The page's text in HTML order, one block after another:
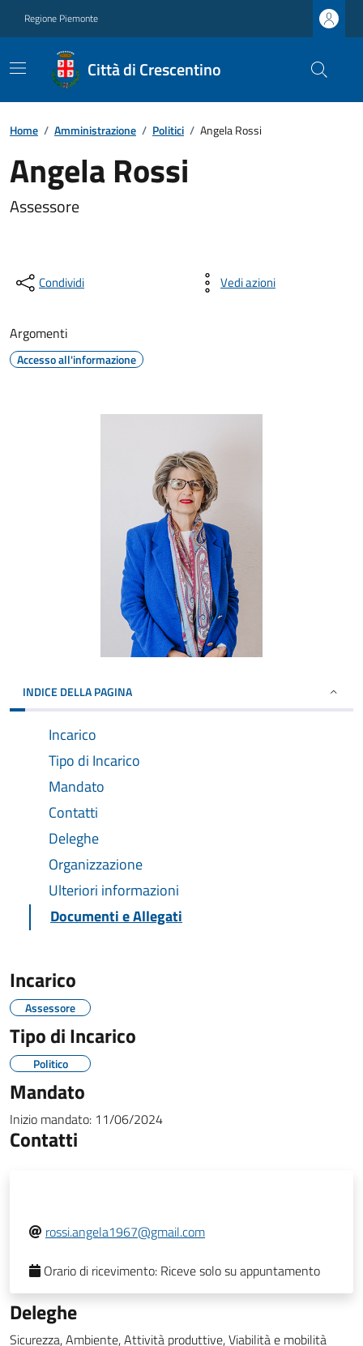
Regione Piemonte
Città di Crescentino
Home / Amministrazione / Politici / Angela Rossi
Angela Rossi
Assessore
Condividi Vedi azioni
Argomenti
Accesso all'informazione
INDICE DELLA PAGINA
Incarico
Tipo di Incarico
Mandato
Contatti
Deleghe
Organizzazione
Ulteriori informazioni
Documenti e Allegati
Incarico
Assessore
Tipo di Incarico
Politico
Mandato
Inizio mandato: 11/06/2024
Contatti
rossi.angela1967@gmail.com
Orario di ricevimento: Riceve solo su appuntamento
Deleghe
Sicurezza, Ambiente, Attività produttive, Viabilità e mobilità